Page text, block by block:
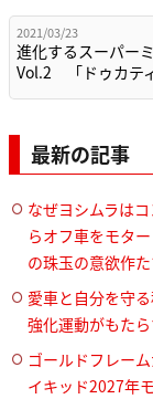
2021/03/23
進化するスーパー
Vol.2 「ドゥカテ
最新の記事
なぜヨシムラは
らオフ車をモタ
の珠玉の意欲作
愛車と自分を守
強化運動がもた
ゴールドフレー
イキッド2027年